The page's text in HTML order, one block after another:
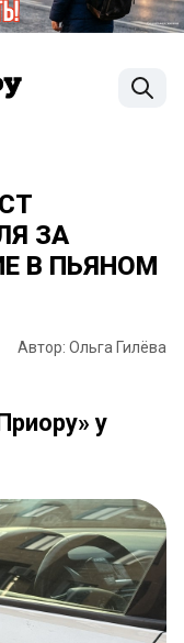
ЗА
В ПЬЯНОМ
Автор: Ольга Гилёва
у